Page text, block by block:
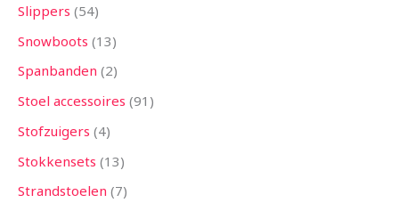
Slippers 54
Snowboots 13
Spanbanden 2
Stoel accessoires 91
Stofzuigers 4
Stokkensets 13
Strandstoelen 7